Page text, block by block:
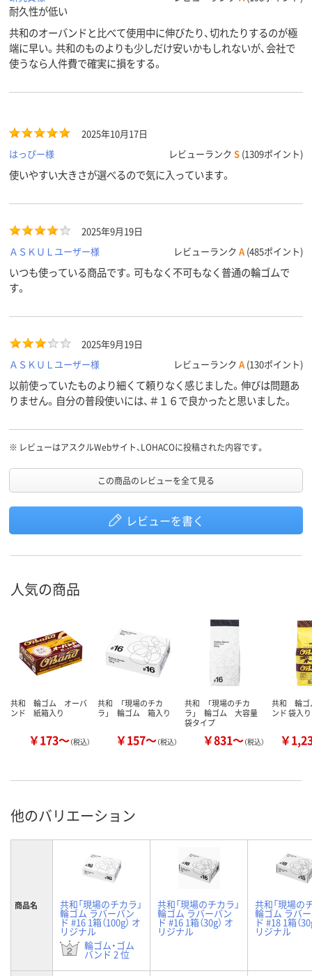
耐久性が低い
共和のオーバンドと比べて使用中に伸びたり、切れたりするのが極
端に早い。共和のものよりも少しだけ安いかもしれないが、会社で
使うなら人件費で確実に損をする。
2025年10月17日
はっぴー様
レビューランク S (1309ポイント)
使いやすい大きさが選べるので気に入っています。
2025年9月19日
ＡＳＫＵＬユーザー様
レビューランク A (485ポイント)
いつも使っている商品です。可もなく不可もなく普通の輪ゴムで
す。
2025年9月19日
ＡＳＫＵＬユーザー様
レビューランク A (130ポイント)
以前使っていたものより細くて頼りなく感じました。伸びは問題あ
りません。自分の普段使いには、＃１６で良かったと思いました。
※ レビューはアスクルWebサイト、LOHACOに投稿された内容です。
この商品のレビューを全て見る
レビューを書く
人気の商品
共和 輪ゴム オーバ
ンド 紙箱入り
￥173～（税込）
共和 「現場のチカ
ラ」 輪ゴム 箱入り
￥157～（税込）
共和 「現場のチカ
ラ」 輪ゴム 大容量
袋タイプ
￥831～（税込）
共和 輪
ンド 袋入り
￥
他のバリエーション
商品名 共和「現場のチカラ」
輪ゴム ラバーバン
ド #16 1箱（100g） オ
リジナル
輪ゴム・ゴム
バンド 2 位
共和「現場のチカラ」
輪ゴム ラバーバン
ド #16 1箱（30g） オ
リジナル
共和「現場の
輪ゴム ラバ
ド #18 1箱（
リジナル